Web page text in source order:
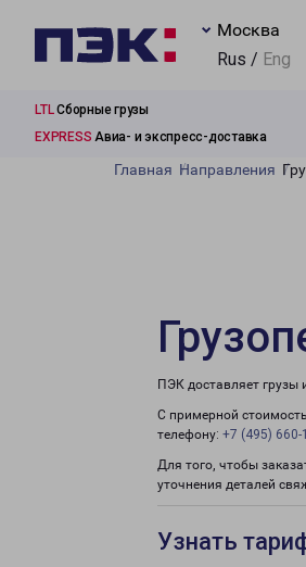
Москва
Rus / Eng
LTLСборные грузы
EXPRESS Авиа- и экспресс-доставка
Главная Направления
ПЭК доставляет грузы
С примерной
телефону: +7 (495) 660-
Для того, чтобы
уточнения деталей
Узнать